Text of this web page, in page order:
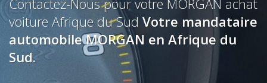
Contactez-Nous pour votre MORGAN achat
voiture Afrique du Sud Votre mandataire
automobile MORGAN en Afrique du
Sud.